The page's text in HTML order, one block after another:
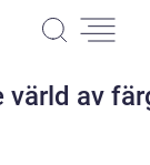
värld av